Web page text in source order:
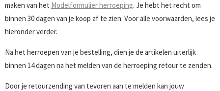
maken van het Modelformulier herroeping. Je hebt het recht om
binnen 30 dagen van je koop af te zien. Voor alle voorwaarden, lees je
hieronder verder.
Na het herroepen van je bestelling, dien je de artikelen uiterlijk
binnen 14 dagen na het melden van de herroeping retour te zenden.
Door je retourzending van tevoren aan te melden kan jouw